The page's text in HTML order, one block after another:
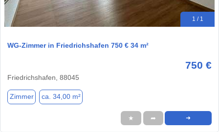
1 / 1
WG-Zimmer in Friedrichshafen 750 € 34 m²
750 €
Friedrichshafen, 88045
Zimmer ca. 34,00 m²
★ ➦ ➜